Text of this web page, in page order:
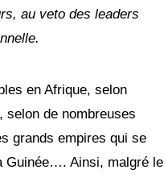
au veto des leaders
en Afrique, selon
de nombreuses
grands empires qui se
Guinée…. Ainsi, malgré le